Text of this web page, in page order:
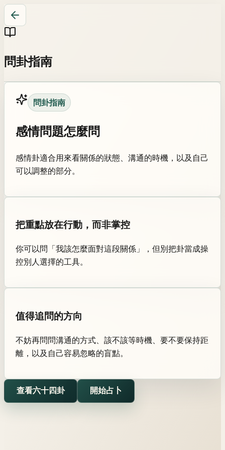
問卦指南
問卦指南
感情問題怎麼問
感情卦適合用來看關係的狀態、溝通的時機，以及自己
可以調整的部分。
把重點放在行動，而非掌控
你可以問「我該怎麼面對這段關係」，但別把卦當成操
控別人選擇的工具。
值得追問的方向
不妨再問問溝通的方式、該不該等時機、要不要保持距
離，以及自己容易忽略的盲點。
查看六十四卦 開始占卜